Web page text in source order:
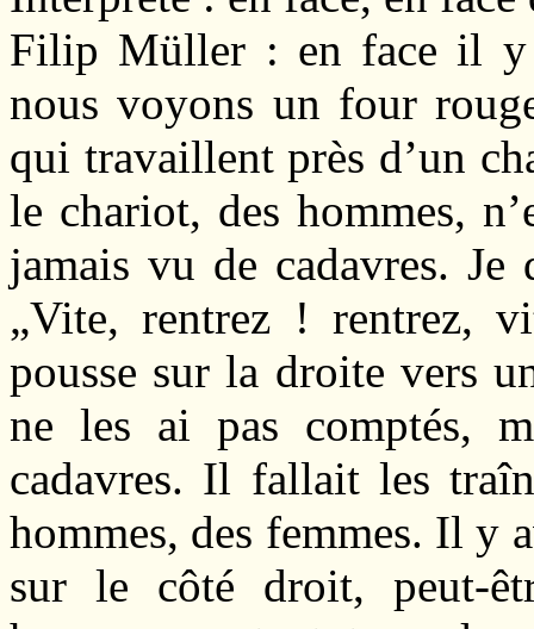
Filip Müller : en face il y
nous voyons un four
qui travaillent près d’un
le chariot, des hommes,
jamais vu de cadavres.
„Vite, rentrez ! rentrez,
pousse sur la droite vers
ne les ai pas comptés,
cadavres. Il fallait les
hommes, des femmes. Il y
sur le côté droit, peut-